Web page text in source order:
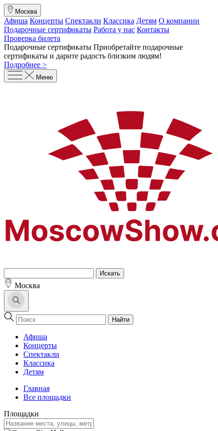
Москва
Афиша Концерты Спектакли Классика Детям О компании
Подарочные сертификаты Работа у нас Контакты
Проверка билета
Подарочные сертификаты Приобретайте подарочные
сертификаты и дарите радость близким людям!
Подробнее >
Меню
Москва
Найти
Афиша
Концерты
Спектакли
Классика
Детям
Главная
Все площадки
Площадки